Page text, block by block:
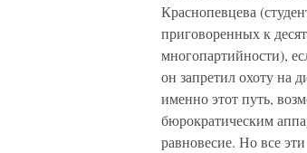
Краснопевцева
приговоренных к
многопартийности),
он запретил охоту
именно этот путь,
бюрократическим
равновесие. Но все